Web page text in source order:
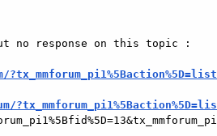
no response on this topic :